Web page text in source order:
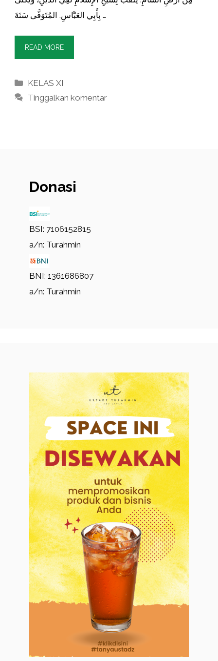
بِأَبِي العَبَّاسِ. المُتَوَفَّى سَنَةَ …
READ MORE
Kategori
KELAS XI
Tinggalkan komentar
Donasi
BSI: 7106152815
a/n: Turahmin
BNI: 1361686807
a/n: Turahmin